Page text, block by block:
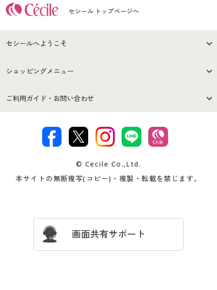
セシール トップページへ
セシールへようこそ
はじめての方へ
セシールご利用規約
著作権・商標について 会社案内
ショッピングメニュー
商品カテゴリ
プレゼント＆キャンペーン サイトマップ
ご利用ガイド・お問い合わせ
交換・返品は お支払は
ついて
忘れの場合
© Cecile Co.,Ltd.
本サイトの無断複写(コピー)・複製・転載を禁じます。
画面共有サポート